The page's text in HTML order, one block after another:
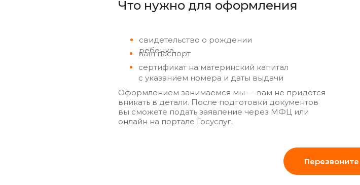
сертификат на материнский капитал
с указанием номера и даты выдачи
ваш паспорт
свидетельство о рождении
ребенка
Что нужно для оформления
Оформлением занимаемся мы — вам не придётся
вникать в детали. После подготовки документов
вы сможете подать заявление через МФЦ или
онлайн на портале Госуслуг.